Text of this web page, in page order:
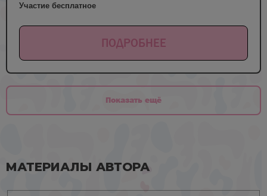
Участие бесплатное
ПОДРОБНЕЕ
Показать ещё
МАТЕРИАЛЫ АВТОРА